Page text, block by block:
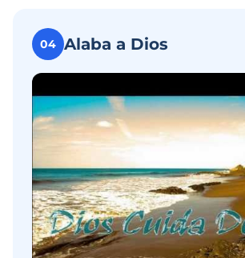
04 Alaba a Dios